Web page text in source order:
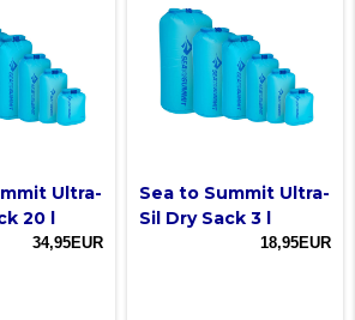
Ultra-
20 l
34,95EUR
Sea to Summit Ultra-
Sil Dry Sack 3 l
18,95EUR